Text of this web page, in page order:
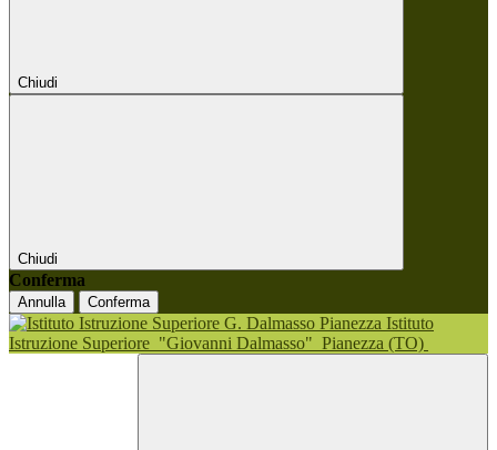
Chiudi
Chiudi
Conferma
Annulla Conferma
Istituto
Istruzione Superiore "Giovanni Dalmasso" Pianezza (TO)